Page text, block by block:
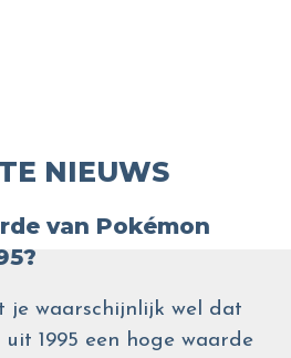
NIEUWS
van Pokémon
je waarschijnlijk wel dat
1995 een hoge waarde